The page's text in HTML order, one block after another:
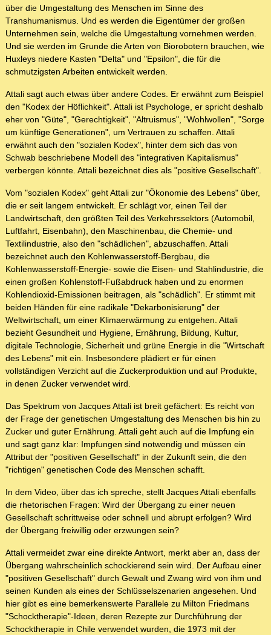
über die Umgestaltung des Menschen im Sinne des
Transhumanismus. Und es werden die Eigentümer der großen
Unternehmen sein, welche die Umgestaltung vornehmen werden.
Und sie werden im Grunde die Arten von Biorobotern brauchen, wie
Huxleys niedere Kasten "Delta" und "Epsilon", die für die
schmutzigsten Arbeiten entwickelt werden.
Attali sagt auch etwas über andere Codes. Er erwähnt zum Beispiel
den "Kodex der Höflichkeit". Attali ist Psychologe, er spricht deshalb
eher von "Güte", "Gerechtigkeit", "Altruismus", "Wohlwollen", "Sorge
um künftige Generationen", um Vertrauen zu schaffen. Attali
erwähnt auch den "sozialen Kodex", hinter dem sich das von
Schwab beschriebene Modell des "integrativen Kapitalismus"
verbergen könnte. Attali bezeichnet dies als "positive Gesellschaft".
Vom "sozialen Kodex" geht Attali zur "Ökonomie des Lebens" über,
die er seit langem entwickelt. Er schlägt vor, einen Teil der
Landwirtschaft, den größten Teil des Verkehrssektors (Automobil,
Luftfahrt, Eisenbahn), den Maschinenbau, die Chemie- und
Textilindustrie, also den "schädlichen", abzuschaffen. Attali
bezeichnet auch den Kohlenwasserstoff-Bergbau, die
Kohlenwasserstoff-Energie- sowie die Eisen- und Stahlindustrie, die
einen großen Kohlenstoff-Fußabdruck haben und zu enormen
Kohlendioxid-Emissionen beitragen, als "schädlich". Er stimmt mit
beiden Händen für eine radikale "Dekarbonisierung" der
Weltwirtschaft, um einer Klimaerwärmung zu entgehen. Attali
bezieht Gesundheit und Hygiene, Ernährung, Bildung, Kultur,
digitale Technologie, Sicherheit und grüne Energie in die "Wirtschaft
des Lebens" mit ein. Insbesondere plädiert er für einen
vollständigen Verzicht auf die Zuckerproduktion und auf Produkte,
in denen Zucker verwendet wird.
Das Spektrum von Jacques Attali ist breit gefächert: Es reicht von
der Frage der genetischen Umgestaltung des Menschen bis hin zu
Zucker und guter Ernährung. Attali geht auch auf die Impfung ein
und sagt ganz klar: Impfungen sind notwendig und müssen ein
Attribut der "positiven Gesellschaft" in der Zukunft sein, die den
"richtigen" genetischen Code des Menschen schafft.
In dem Video, über das ich spreche, stellt Jacques Attali ebenfalls
die rhetorischen Fragen: Wird der Übergang zu einer neuen
Gesellschaft schrittweise oder schnell und abrupt erfolgen? Wird
der Übergang freiwillig oder erzwungen sein?
Attali vermeidet zwar eine direkte Antwort, merkt aber an, dass der
Übergang wahrscheinlich schockierend sein wird. Der Aufbau einer
"positiven Gesellschaft" durch Gewalt und Zwang wird von ihm und
seinen Kunden als eines der Schlüsselszenarien angesehen. Und
hier gibt es eine bemerkenswerte Parallele zu Milton Friedmans
"Schocktherapie"-Ideen, deren Rezepte zur Durchführung der
Schocktherapie in Chile verwendet wurden, die 1973 mit der